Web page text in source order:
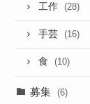
工作 (28)
手芸 (16)
食 (10)
募集 (6)